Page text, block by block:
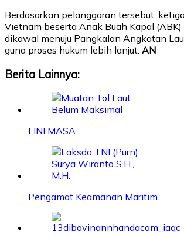
Berdasarkan pelanggaran tersebut,
Vietnam beserta Anak Buah Kapal
dikawal menuju Pangkalan Angkatan
guna proses hukum lebih lanjut. AN
Berita Lainnya:
LINI MASA
Pengamat Keamanan Maritim…